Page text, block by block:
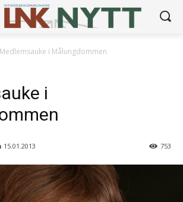
Medlemsauke i Målungdommen
i
15.01.2013 753